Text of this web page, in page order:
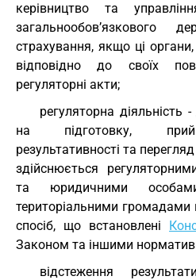
керівництво та
загальнообов’язкового
страхування, якщо ці органи,
відповідно до своїх
регуляторні акти;
регуляторна діяльність
на підготовку,
результативності та
здійснюється
та юридичними
територіальними
спосіб, що встановлені
Законом та іншими
відстеження